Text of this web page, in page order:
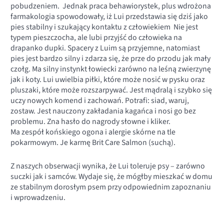
pobudzeniem. Jednak praca behawiorystek, plus wdrożona
farmakologia spowodowały, iż Lui przedstawia się dziś jako
pies stabilny i szukający kontaktu z człowiekiem Nie jest
typem pieszczocha, ale lubi przyjść do człowieka na
drapanko dupki. Spacery z Luim są przyjemne, natomiast
pies jest bardzo silny i zdarza się, że prze do przodu jak mały
czołg. Ma silny instynkt łowiecki zarówno na leśną zwierzynę
jak i koty. Lui uwielbia piłki, które może nosić w pysku oraz
pluszaki, które może rozszarpywać. Jest mądralą i szybko się
uczy nowych komend i zachowań. Potrafi: siad, waruj,
zostaw. Jest nauczony zakładania kagańca i nosi go bez
problemu. Zna hasło do nagrody słowne i kliker.
Ma zespół końskiego ogona i alergie skórne na tle
pokarmowym. Je karmę Brit Care Salmon (suchą).
Z naszych obserwacji wynika, że Lui toleruje psy – zarówno
suczki jak i samców. Wydaje się, że mógłby mieszkać w domu
ze stabilnym dorosłym psem przy odpowiednim zapoznaniu
i wprowadzeniu.